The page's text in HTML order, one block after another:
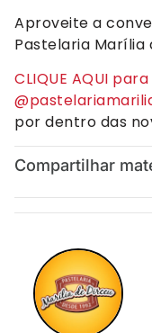
Aproveite a
Pastelaria Marília
CLIQUE AQUI
por dentro das
Compartilhar